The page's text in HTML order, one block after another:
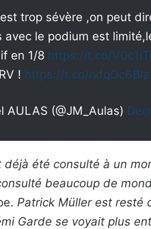
trop sévère ,on peut
avec le podium est
en 1/8 https://t.co/
! https://t.co/rxfqOc6BIz
(@JM_Aulas)
déjà été consulté à un
beaucoup de
Patrick Müller est resté
Garde se voyait plus